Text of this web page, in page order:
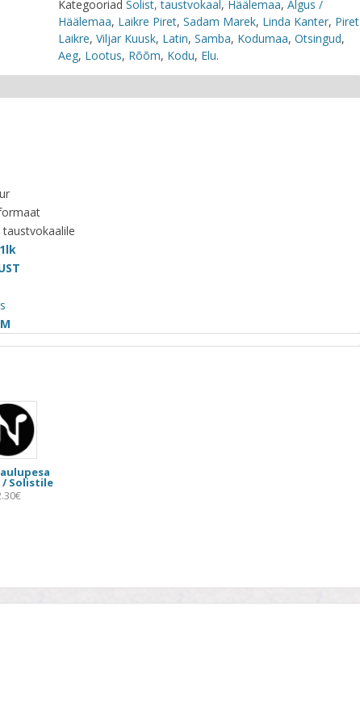
KategooriadSolist, taustvokaal, Häälemaa,Algus /
Häälemaa, Laikre Piret,Sadam Marek, Linda Kanter, Piret
Laikre,Viljar Kuusk, Latin,Samba, Kodumaa,Otsingud,
Aeg, Lootus, Rõõm, Kodu, Elu.
/ Solistile